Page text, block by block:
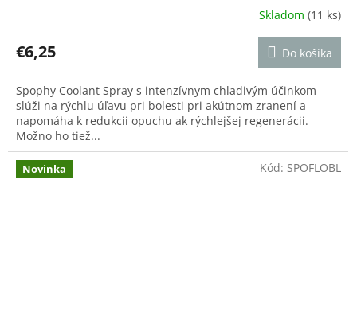
produktu
je
z
5
hviezdičiek.
Skladom(11 ks)
€6,25 Do košíka
Spophy Coolant Spray s intenzívnym chladivým účinkom
slúži na rýchlu úľavu pri bolesti pri akútnom zranení a
napomáha k redukcii opuchu ak rýchlejšej regenerácii.
Možno ho tiež...
Novinka Kód: SPOFLOBL